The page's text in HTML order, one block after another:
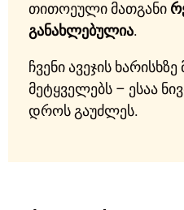
თითოეული მათგანი
განახლებულია.
ჩვენი ავეჯის
მეტყველებს – ესაა
დროს გაუძლეს.